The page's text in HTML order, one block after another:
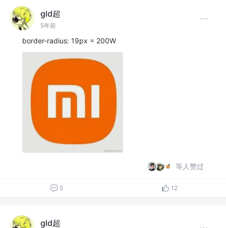
gld超
5年前
border-radius: 19px = 200W
等人赞过
5 12
gld超